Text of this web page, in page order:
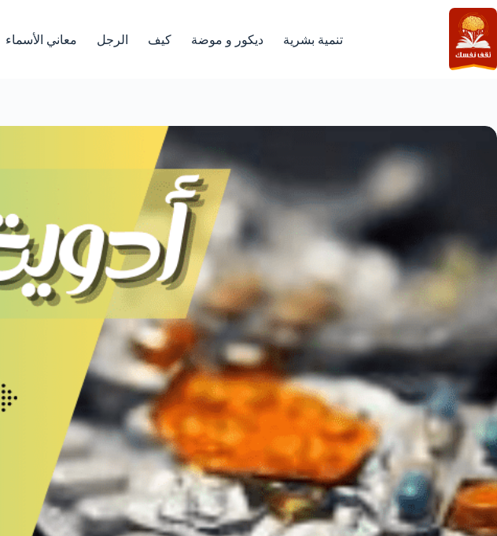
التجاوز
إلى
المحتوى
تنمية بشرية ديكور و موضة كيف الرجل معاني الأسماء